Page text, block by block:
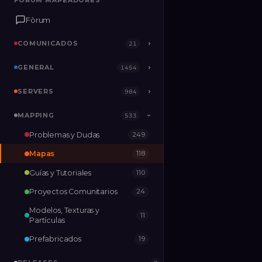
Fòrum
COMUNICADOS 21 ›
GENERAL 1454 ›
SERVERS 984 ›
MAPPING 533 ›
RELEASES
Fòrum
COMUNICADOS 21 ›
GENERAL 1454 ›
SERVERS 984 ›
MAPPING 533 ›
Problemas y Dudas 249
Mapas 118
Guías y Tutoriales 110
Proyectos Comunitarios 24
Modelos, Texturas y
Partículas
11
Prefabricados 19